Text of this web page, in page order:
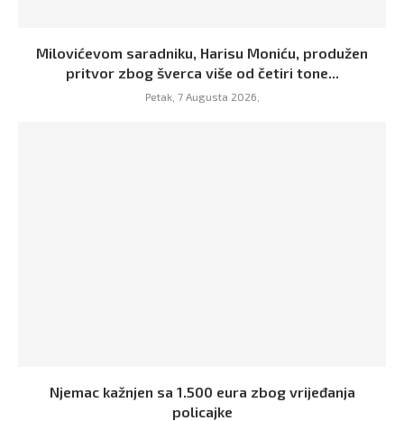
Milovićevom saradniku, Harisu Moniću, produžen
pritvor zbog šverca više od četiri tone...
Petak, 7 Augusta 2026,
Njemac kažnjen sa 1.500 eura zbog vrijeđanja
policajke